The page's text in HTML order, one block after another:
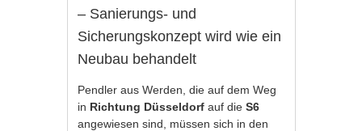
– Sanierungs- und
Sicherungskonzept wird wie ein
Neubau behandelt
Pendler aus Werden, die auf dem Weg
in Richtung Düsseldorf auf dieS6
angewiesen sind, müssen sich in den